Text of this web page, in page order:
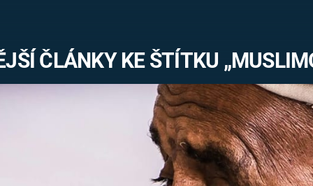
MARS
VÁLEČNÉ
ČLÁNKY KE ŠTÍTKU